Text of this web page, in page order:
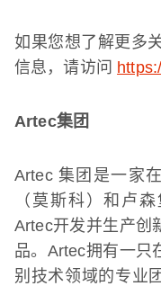
如果您想了解更多
信息，请访问
Artec集团
Artec集团是一家
（莫斯科）和卢
Artec开发并生产创
品。 Artec拥有一只
别技术领域的专业